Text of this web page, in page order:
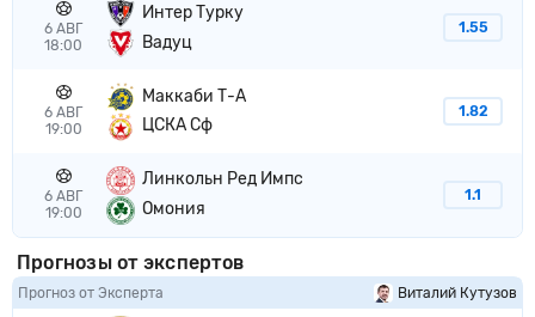
6 АВГ
18:00
Интер Турку
Вадуц
1.55
6 АВГ
19:00
Маккаби Т-А
ЦСКА Сф
1.82
6 АВГ
19:00
Линкольн Ред Импс
Омония
1.1
Прогнозы от экспертов
Прогноз от Эксперта Виталий Кутузов